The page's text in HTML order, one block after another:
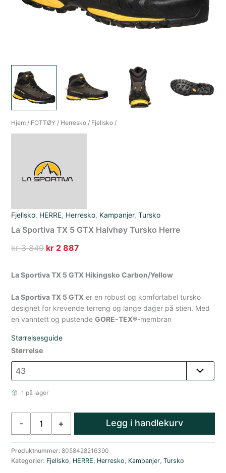
Hjem / FOTTØY / Herresko / Fjellsko /
Fjellsko, HERRE, Herresko, Kampanjer,Tursko
La Sportiva TX 5 GTX Halvhøy Tursko Herre
kr3 849 Opprinnelig
var:
849.
kr 2 887
er:
887.
La Sportiva TX 5 GTX Hikingsko Carbon/Yellow
La Sportiva TX 5 GTX er en robust og komfortabel tursko
designet for krevende terreng og lange dager på stien. Med
en vanntett og pustendeGORE-TEX®-membran
Størrelsesguide
Størrelse
1 på lager
-
5
GTX
+ Legg i handlekurv
Produktnummer:8058428216390
Kategorier: Fjellsko, HERRE, Herresko, Kampanjer,Tursko